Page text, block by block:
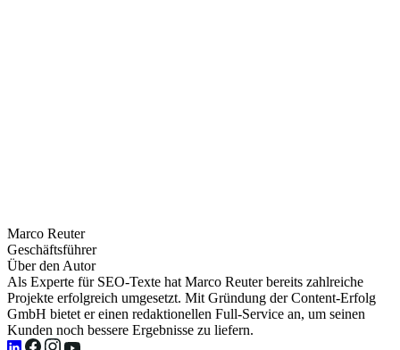
Marco Reuter
Geschäftsführer
Über den Autor
Als Experte für SEO-Texte hat Marco Reuter bereits zahlreiche
Projekte erfolgreich umgesetzt. Mit Gründung der Content-Erfolg
GmbH bietet er einen redaktionellen Full-Service an, um seinen
Kunden noch bessere Ergebnisse zu liefern.